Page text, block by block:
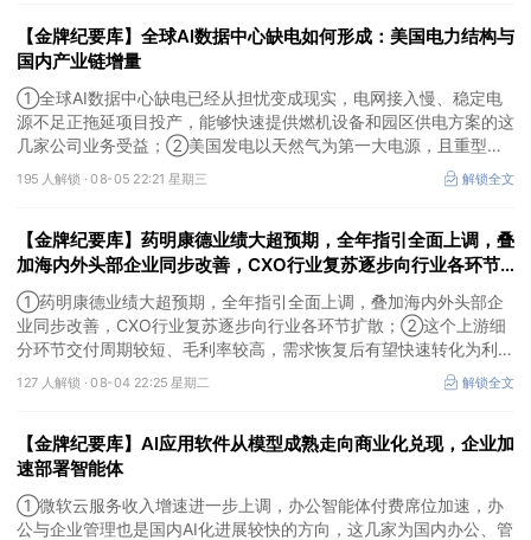
【金牌纪要库】全球AI数据中心缺电如何形成：美国电力结构与
国内产业链增量
①全球AI数据中心缺电已经从担忧变成现实，电网接入慢、稳定电
源不足正拖延项目投产，能够快速提供燃机设备和园区供电方案的这
几家公司业务受益；②美国发电以天然气为第一大电源，且重型燃
机更适合规模较大、持续运行的数据中心园区，透平叶片为上游主要
卡产能环节，这家国内公司已与国外燃机巨头签署多年供货协议；
采购规模已经超过上一年全年，这几家企业为国内特高压设备头部企
业。
195 人解锁 ·08-05 22:21 星期三 解锁全文
【金牌纪要库】药明康德业绩大超预期，全年指引全面上调，叠
加海内外头部企业同步改善，CXO行业复苏逐步向行业各环节
扩散，这个上游细分环节交付周期较短、毛利率较高，需求恢复
后有望快速转化为利润
①药明康德业绩大超预期，全年指引全面上调，叠加海内外头部企
业同步改善，CXO行业复苏逐步向行业各环节扩散；②这个上游细
分环节交付周期较短、毛利率较高，需求恢复后有望快速转化为利
润，率先完成客户认证并具备规模化生产能力的企业竞争优势更明
显；③相较2019—2021年周期，本轮更多来自存量管线向中后期推
修复，该环节业绩兑现属性更强。
127 人解锁 ·08-04 22:25 星期二 解锁全文
【金牌纪要库】AI应用软件从模型成熟走向商业化兑现，企业加
速部署智能体
①微软云服务收入增速进一步上调，办公智能体付费席位加速，办
公与企业管理也是国内AI化进展较快的方向，这几家为国内办公、管